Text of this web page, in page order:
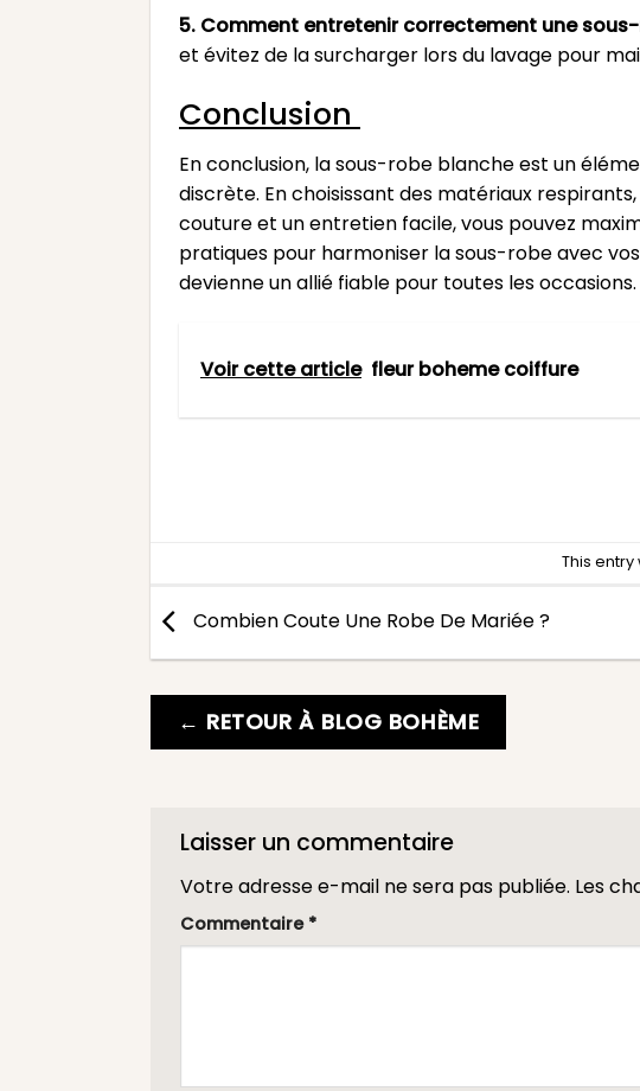
5. Comment entretenir correctement une
et évitez de la surcharger lors du lavage pour
Conclusion
En conclusion, la sous-robe blanche est un
discrète. En choisissant des matériaux
couture et un entretien facile, vous pouvez
pratiques pour harmoniser la sous-robe avec
devienne un allié fiable pour toutes les occasions.
Voir cette article fleur boheme coiffure
This
Combien Coute Une Robe De Mariée ?
← RETOUR À BLOG BOHÈME
Laisser un commentaire
Votre adresse e-mail ne sera pas publiée. Les
Commentaire *